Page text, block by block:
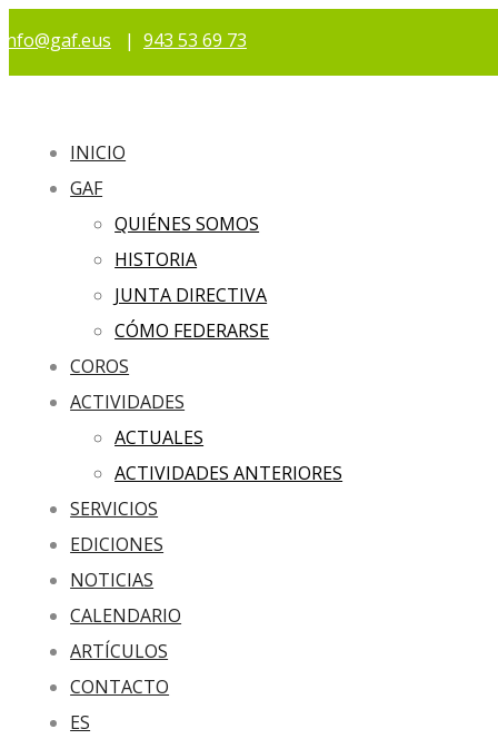
info@gaf.eus | 943 53 69 73
INICIO
GAF
QUIÉNES SOMOS
HISTORIA
JUNTA DIRECTIVA
CÓMO FEDERARSE
COROS
ACTIVIDADES
ACTUALES
ACTIVIDADES ANTERIORES
SERVICIOS
EDICIONES
NOTICIAS
CALENDARIO
ARTÍCULOS
CONTACTO
ES